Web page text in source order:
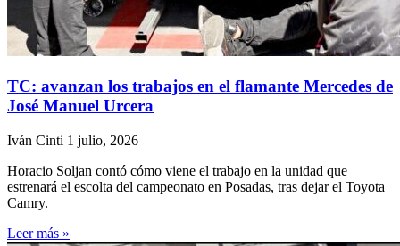
TC: avanzan los trabajos en el flamante Mercedes de
José Manuel Urcera
Iván Cinti 1 julio, 2026
Horacio Soljan contó cómo viene el trabajo en la unidad que
estrenará el escolta del campeonato en Posadas, tras dejar el Toyota
Camry.
Leer más »